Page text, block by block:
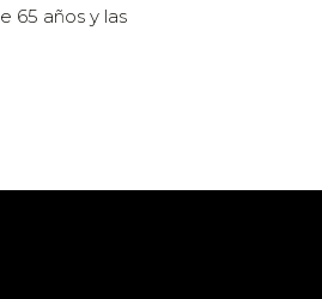
65 años y las